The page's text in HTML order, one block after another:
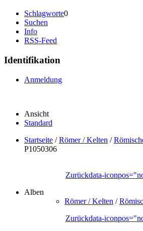
Schlagworte0
Suchen
Info
RSS-Feed
Identifikation
Anmeldung
Ansicht
Standard
Startseite /Römer / Kelten /
P1050306
Zurückdata-
Alben
Römer / Kelten /
Zurückdata-